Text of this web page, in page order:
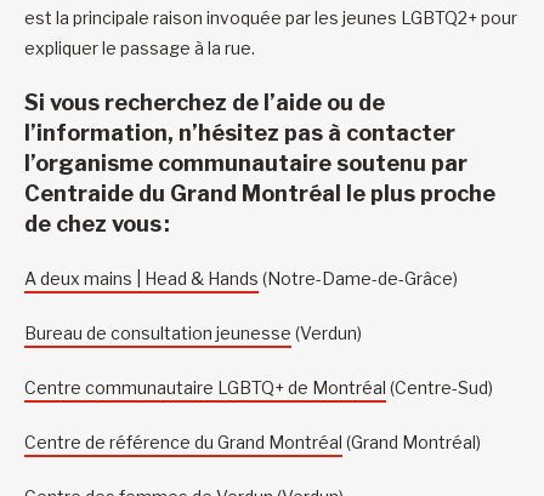
est la principale raison invoquée par les jeunes LGBTQ2+ pour
expliquer le passage à la rue.
Si vous recherchez de l’aide ou de
l’information, n’hésitez pas à contacter
l’organisme communautaire soutenu par
Centraide du Grand Montréal le plus proche
de chez vous :
A deux mains | Head & Hands (Notre-Dame-de-Grâce)
Bureau de consultation jeunesse (Verdun)
Centre communautaire LGBTQ+ de Montréal (Centre-Sud)
Centre de référence du Grand Montréal (Grand Montréal)